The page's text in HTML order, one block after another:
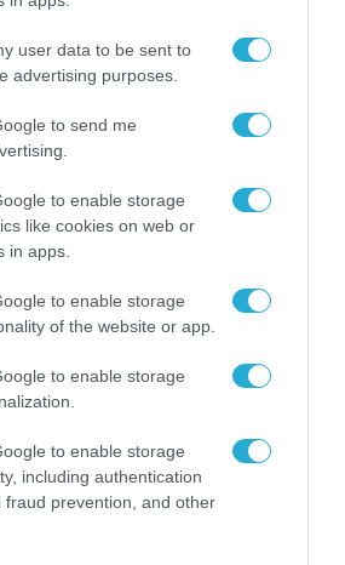
user data to be sent to
advertising purposes.
to send me
to enable storage
like cookies on web or
in apps.
to enable storage
of the website or app.
to enable storage
to enable storage
including authentication
fraud prevention, and other
εταιρείες
το 1% του